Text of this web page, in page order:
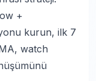
+
kurun, ilk 7
watch